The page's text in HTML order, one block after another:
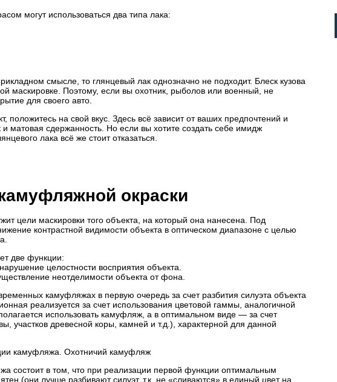
могут использоваться два типа лака:
смысле, то глянцевый лак однозначно не подходит. Блеск кузова
маскировке. Поэтому, если вы охотник, рыболов или военный, не
для своего авто.
положитесь на свой вкус. Здесь всё зависит от ваших предпочтений и
и матовая сдержанность. Но если вы хотите создать себе имидж
лака всё же стоит отказаться.
окраски
цели маскировки того объекта, на который она нанесена. Под
контрастной видимости объекта в оптическом диапазоне с целью
две функции:
целостности восприятия объекта.
неотделимости объекта от фона.
камуфляжах в первую очередь за счет разбития силуэта объекта
реализуется за счет использования цветовой гаммы, аналогичной
использовать камуфляж, а в оптимальном виде — за счет
участков древесной коры, камней и т.д.), характерной для данной
камуфляжа. Охотничий камуфляж
состоит в том, что при реализации первой функции оптимальным
(они лучше разбивают силуэт, т.к. не «сливаются» в единый цвет на